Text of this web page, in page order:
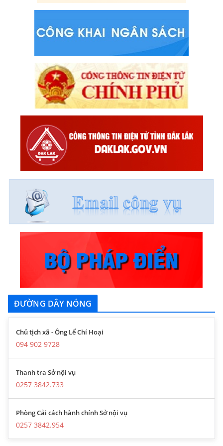
ĐƯỜNG DÂY NÓNG
Chủ tịch xã - Ông Lể Chí Hoại
094 902 9728
Thanh tra Sở nội vụ
0257 3842.733
Phòng Cải cách hành chính Sở nội vụ
0257 3842.954